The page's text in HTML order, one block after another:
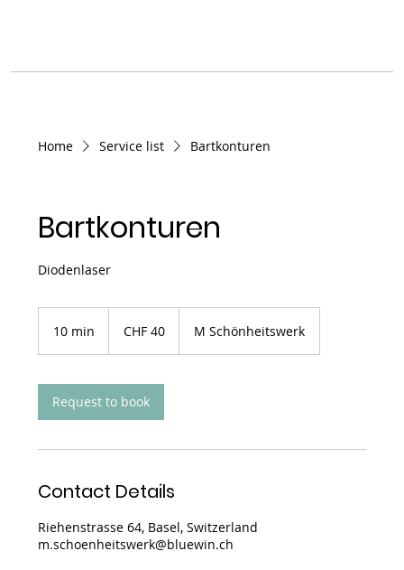
Home Service list Bartkonturen
Bartkonturen
Diodenlaser
10 min
i
n
Franken
CHF 40 M Schönheitswerk
Request to book
Contact Details
Riehenstrasse 64, Basel, Switzerland
m.schoenheitswerk@bluewin.ch